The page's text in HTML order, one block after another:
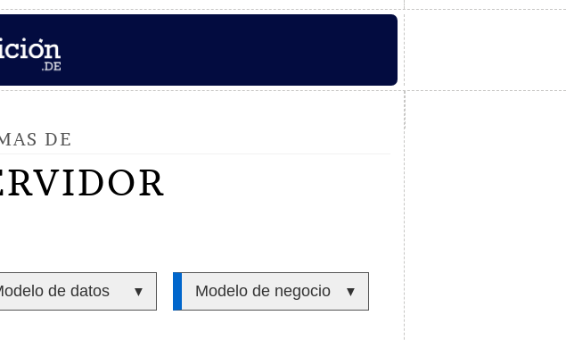
DE
de datos ▼ Modelo de negocio ▼